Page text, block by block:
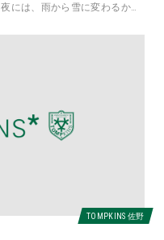
には、雨から雪に変わるかも
TOMPKINS 佐野